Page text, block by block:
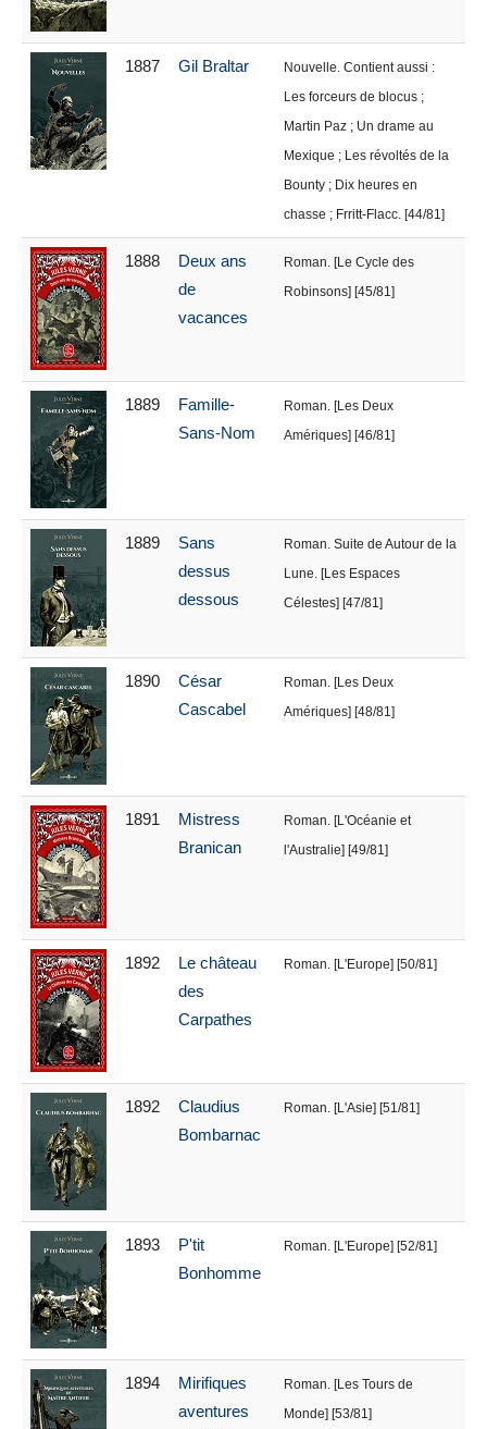
1887 Gil Braltar
Nouvelle. Contient aussi :
Les forceurs de blocus ;
Martin Paz ; Un drame au
Mexique ; Les révoltés de la
Bounty ; Dix heures en
chasse ; Frritt-Flacc. [44/81]
1888
Deux ans
de
vacances
Roman. [Le Cycle des
Robinsons] [45/81]
1889
Famille-
Sans-Nom
Roman. [Les Deux
Amériques] [46/81]
1889
Sans
dessus
dessous
Roman. Suite de Autour de la
Lune. [Les Espaces
Célestes] [47/81]
1890
César
Cascabel
Roman. [Les Deux
Amériques] [48/81]
1891
Mistress
Branican
Roman. [L'Océanie et
l'Australie] [49/81]
1892
Le château
des
Carpathes
Roman. [L'Europe] [50/81]
1892
Claudius
Bombarnac
Roman. [L'Asie] [51/81]
1893
P'tit
Bonhomme
Roman. [L'Europe] [52/81]
1894
Mirifiques
aventures
Roman. [Les Tours de
Monde] [53/81]